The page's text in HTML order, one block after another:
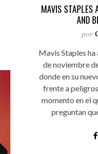
MAVIS STAPLES
AND
por
Mavis Staples
de noviembre
donde en su
frente a
momento en el
preguntan